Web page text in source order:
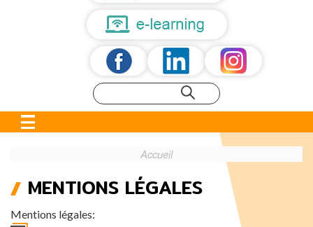
FIL
D'ARIANE
Accueil
MENTIONS LÉGALES
Mentions légales: